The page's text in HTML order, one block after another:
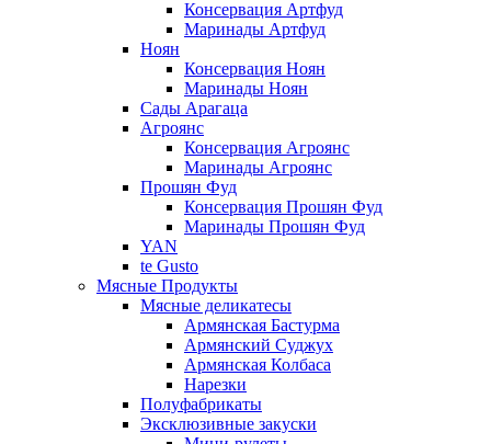
Консервация Артфуд
Маринады Артфуд
Ноян
Консервация Ноян
Маринады Ноян
Сады Арагаца
Агроянс
Консервация Агроянс
Маринады Агроянс
Прошян Фуд
Консервация Прошян Фуд
Маринады Прошян Фуд
YAN
te Gusto
Мясные Продукты
Мясные деликатесы
Армянская Бастурма
Армянский Суджух
Армянская Колбаса
Нарезки
Полуфабрикаты
Эксклюзивные закуски